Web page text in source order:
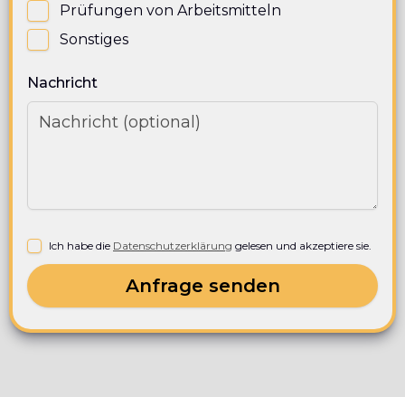
Prüfungen von Arbeitsmitteln
Sonstiges
Nachricht
Ich habe die Datenschutzerklärung gelesen und akzeptiere sie.
Anfrage senden